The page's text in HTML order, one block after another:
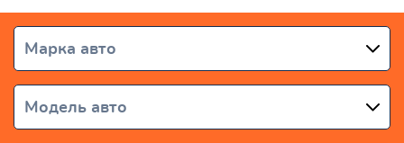
Марка авто
Модель авто